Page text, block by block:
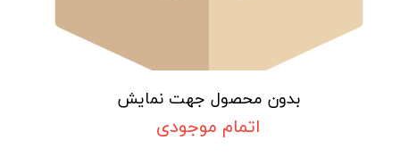
بدون محصول جهت نمایش
اتمام موجودی